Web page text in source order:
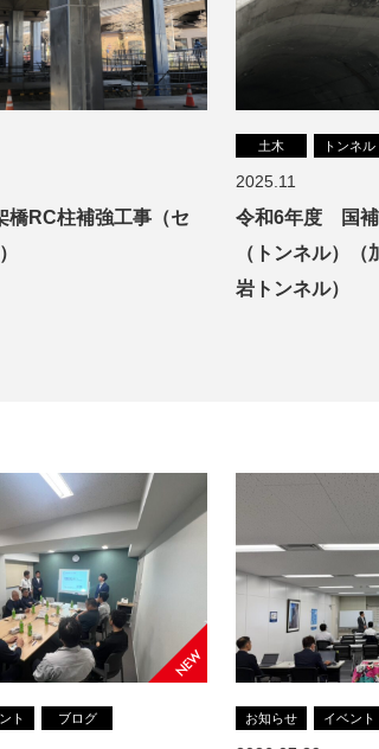
橋RC柱補強工事（セ
土木 トンネル
2025.11
令和6年度 国補
（トンネル）
岩トンネル）
ト ブログ お知らせ イベント